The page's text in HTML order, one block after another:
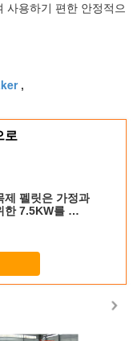
사용하기 편한 안정적으
,
로
제 펠릿은 가정과
한 7.5KW를 기